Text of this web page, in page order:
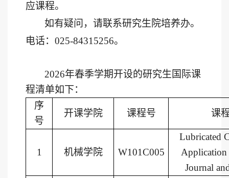
应课程。
如有疑问，请联系研究生院培养办。
电话： 025-84315256。
2026年春季学期开设的研究生国际课
程清单如下：
序
号
开课学院 课程号 课
1 机械学院 W101C005
Lubricated
Journal